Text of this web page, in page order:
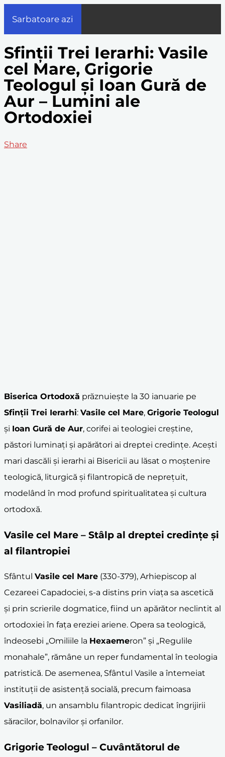
Sarbatoare azi
Sfinții Trei Ierarhi: Vasile
cel Mare, Grigorie
Teologul și Ioan Gură de
Aur – Lumini ale
Ortodoxiei
Share
Biserica Ortodoxă prăznuiește la 30 ianuarie pe
Sfinții Trei Ierarhi: Vasile cel Mare, Grigorie Teologul
și Ioan Gură de Aur, corifei ai teologiei creștine,
păstori luminați și apărători ai dreptei credințe. Acești
mari dascăli și ierarhi ai Bisericii au lăsat o moștenire
teologică, liturgică și filantropică de neprețuit,
modelând în mod profund spiritualitatea și cultura
ortodoxă.
Vasile cel Mare – Stâlp al dreptei credințe și
al filantropiei
Sfântul Vasile cel Mare (330-379), Arhiepiscop al
Cezareei Capadociei, s-a distins prin viața sa ascetică
și prin scrierile dogmatice, fiind un apărător neclintit al
ortodoxiei în fața ereziei ariene. Opera sa teologică,
îndeosebi „Omiliile la Hexaemeron” și „Regulile
monahale”, rămâne un reper fundamental în teologia
patristică. De asemenea, Sfântul Vasile a întemeiat
instituții de asistență socială, precum faimoasa
Vasiliadă, un ansamblu filantropic dedicat îngrijirii
săracilor, bolnavilor și orfanilor.
Grigorie Teologul – Cuvântătorul de